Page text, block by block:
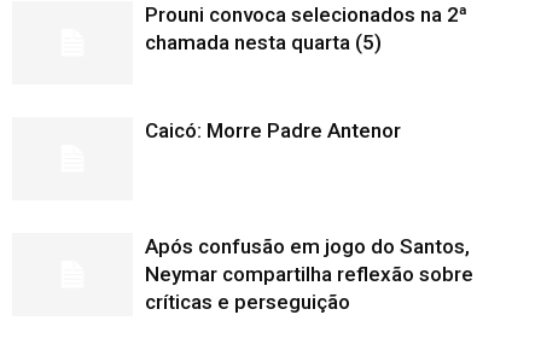
Prouni convoca selecionados na 2ª
chamada nesta quarta (5)
Caicó: Morre Padre Antenor
Após confusão em jogo do Santos,
Neymar compartilha reflexão sobre
críticas e perseguição